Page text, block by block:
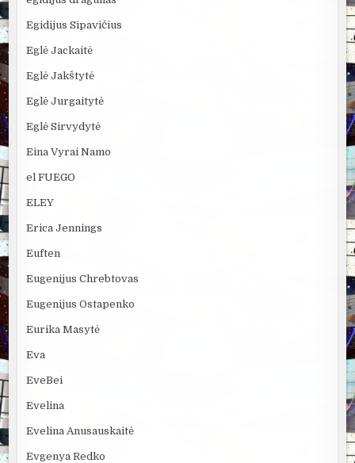
Egidijus Sipavičius
Eglė Jackaitė
Eglė Jakštytė
Eglė Jurgaitytė
Eglė Sirvydytė
Eina Vyrai Namo
el FUEGO
ELEY
Erica Jennings
Euften
Eugenijus Chrebtovas
Eugenijus Ostapenko
Eurika Masytė
Eva
EveBei
Evelina
Evelina Anusauskaitė
Evgenya Redko